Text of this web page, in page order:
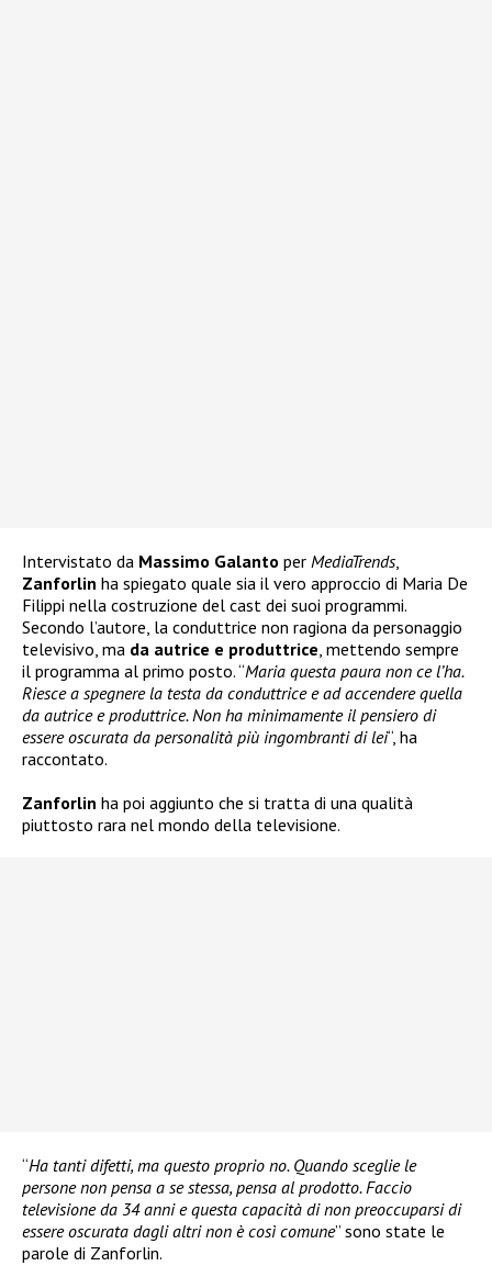
Intervistato da Massimo Galanto per MediaTrends,
Zanforlin ha spiegato quale sia il vero approccio di Maria De
Filippi nella costruzione del cast dei suoi programmi.
Secondo l’autore, la conduttrice non ragiona da personaggio
televisivo, ma da autrice e produttrice, mettendo sempre
il programma al primo posto. “Maria questa paura non ce l’ha.
Riesce a spegnere la testa da conduttrice e ad accendere quella
da autrice e produttrice. Non ha minimamente il pensiero di
essere oscurata da personalità più ingombranti di lei“, ha
raccontato.
Zanforlin ha poi aggiunto che si tratta di una qualità
piuttosto rara nel mondo della televisione.
“Ha tanti difetti, ma questo proprio no. Quando sceglie le
persone non pensa a se stessa, pensa al prodotto. Faccio
televisione da 34 anni e questa capacità di non preoccuparsi di
essere oscurata dagli altri non è così comune” sono state le
parole di Zanforlin.